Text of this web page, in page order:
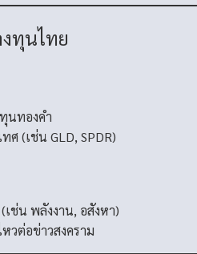
ทุนไทย
นทองคำ
ศ (เช่น GLD, SPDR)
ช่น พลังงาน, อสังหา)
วต่อข่าวสงคราม